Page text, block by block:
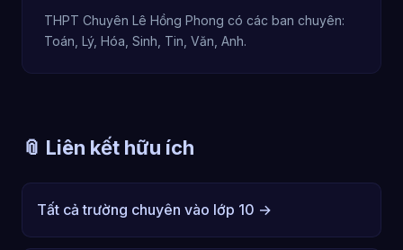
THPT Chuyên Lê Hồng Phong có các ban chuyên:
Toán, Lý, Hóa, Sinh, Tin, Văn, Anh.
📎 Liên kết hữu ích
Tất cả trường chuyên vào lớp 10 →